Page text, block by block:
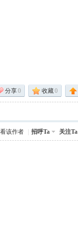
分享0 收藏0
该作者 招呼Ta 关注Ta